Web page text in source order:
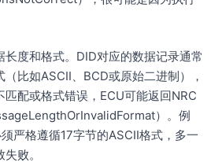
长度和格式。DID对应的数据记录通常
比如ASCII、BCD或原始二进制），
配或格式错误，ECU可能返回NRC
）。例
严格遵循17字节的ASCII格式，多一
败。